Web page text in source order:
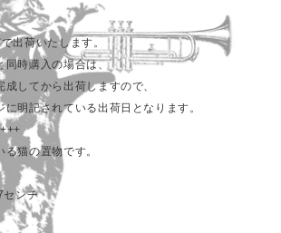
出荷いたします。
時購入の場合は、
してから出荷しますので、
明記されている出荷日となります。
猫の置物です。
センチ